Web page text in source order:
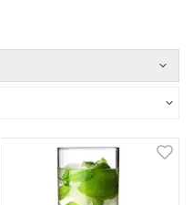
lisäksi meillä on useita
kuten Orrefors, RCR,
lasit, tyylikkäät margarita
Tervetuloa mukaan ja